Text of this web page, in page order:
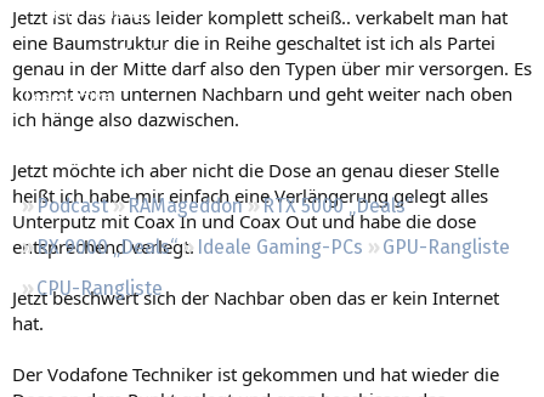
Neue Beiträge
Neueste Aktivitäten
Leserartikel
Podcast RAMageddon
RTX 5000 „Deals“
RX 9000 „Deals“
Ideale Gaming-PCs
GPU-Rangliste
CPU-Rangliste
Jetzt ist das haus leider komplett scheiß.. verkabelt man hat
eine Baumstruktur die in Reihe geschaltet ist ich als Partei
genau in der Mitte darf also den Typen über mir versorgen. Es
kommt vom unternen Nachbarn und geht weiter nach oben
ich hänge also dazwischen.
Jetzt möchte ich aber nicht die Dose an genau dieser Stelle
heißt ich habe mir einfach eine Verlängerung gelegt alles
Unterputz mit Coax In und Coax Out und habe die dose
entsprechend verlegt.
Jetzt beschwert sich der Nachbar oben das er kein Internet
hat.
Der Vodafone Techniker ist gekommen und hat wieder die